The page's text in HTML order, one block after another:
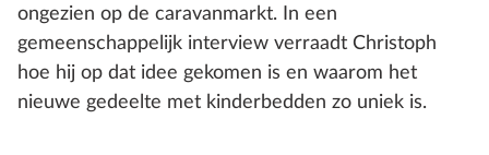
ongezien op de caravanmarkt. In een
gemeenschappelijk interview verraadt Christoph
hoe hij op dat idee gekomen is en waarom het
nieuwe gedeelte met kinderbedden zo uniek is.